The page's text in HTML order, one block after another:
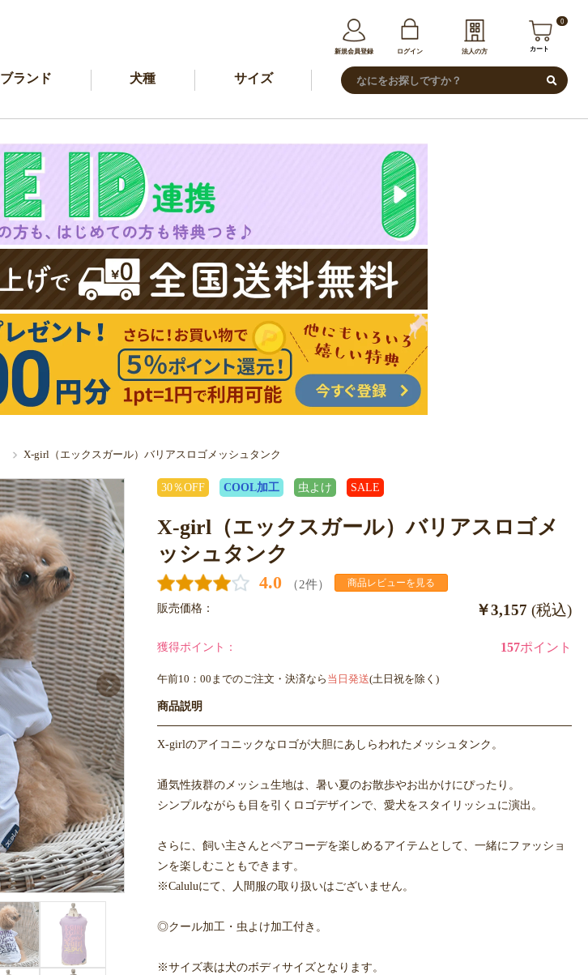
新規会員登録 ログイン 法人の方
0
カート
ブランド 犬種 サイズ
X-girl（エックスガール）バリアスロゴメッシュタンク
30％OFF COOL加工 虫よけ SALE
X-girl（エックスガール）バリアスロゴメ
ッシュタンク
4.0 （2件） 商品レビューを見る
販売価格： ￥3,157 (税込)
獲得ポイント： 157ポイント
午前10：00までのご注文・決済なら 当日発送(土日祝を除く)
商品説明
X-girlのアイコニックなロゴが大胆にあしらわれたメッシュタンク。
通気性抜群のメッシュ生地は、暑い夏のお散歩やお出かけにぴったり。
シンプルながらも目を引くロゴデザインで、愛犬をスタイリッシュに演出。
さらに、飼い主さんとペアコーデを楽しめるアイテムとして、一緒にファッショ
ンを楽しむこともできます。
※Caluluにて、人間服の取り扱いはございません。
◎クール加工・虫よけ加工付き。
※サイズ表は犬のボディサイズとなります。